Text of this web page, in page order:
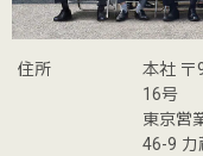
住所
本社 〒
16号
東京営
46-9 力